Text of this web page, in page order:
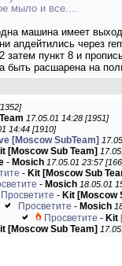
мыло и все....
машина имеет
апдейтились через
затем пункт 8 и
быть расшарена на
17.05.01 14:28 [1951]
14:44 [1910]
[Moscow SubTeam]
[Moscow Sub Team]
- Mosich 17.05.01 23:57
- Kit [Moscow Sub
- Mosich 18.05.01
Просветите - Kit [Moscow
Просветите - Mosich
Просветите - Kit
[Moscow Sub Team]